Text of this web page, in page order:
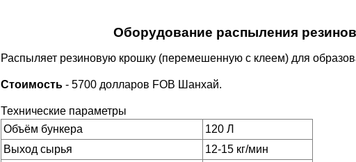
Оборудование распыления
Распыляет резиновую крошку (перемешенную с клеем) для
Стоимость - 5700 долларов FOB Шанхай.
Технические параметры
Объём бункера
120 Л
Выход сырья
12-15 кг/мин